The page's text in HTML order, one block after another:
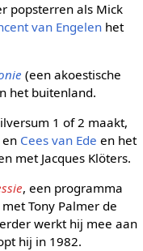
popsterren als Mick
van Engelen het
(een akoestische
het buitenland.
1 of 2 maakt,
en Cees van Ede en het
met Jacques Klöters.
, een programma
Tony Palmer de
werkt hij mee aan
hij in 1982.